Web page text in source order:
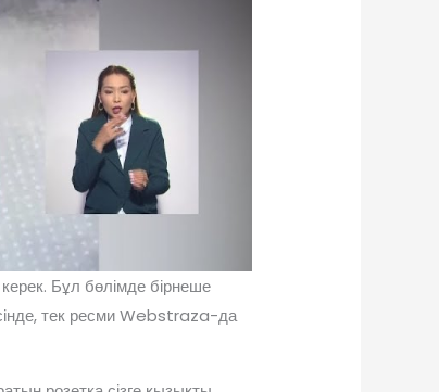
Бұл бөлімде бірнеше
тек ресми Webstraza-да